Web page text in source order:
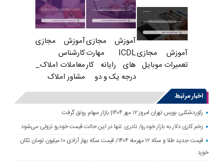
آموزش مجازی
تعمیرات موبایل
آموزش مجازی
ICDL مهارت
های رایانه کار
درجه یک و دو
آموزش مجازی
کارشناس
معاملات املاک_
مشاور املاک
اخبار مرتبط
رکوردشکنی بورس تهران امروز ۱۲ مهر ۱۴۰۴| بازار سهام رونق گرفت
زخم کاری دلار به بازار خودرو/ نادری: تنها در این حالت قیمت خودرو نزولی می‌شود
قیمت جدید طلا و سکه ۱۲ مهرماه ۱۴۰۴/ قیمت سکه بهار آزادی ۱۰ میلیون تومان تکان
خورد